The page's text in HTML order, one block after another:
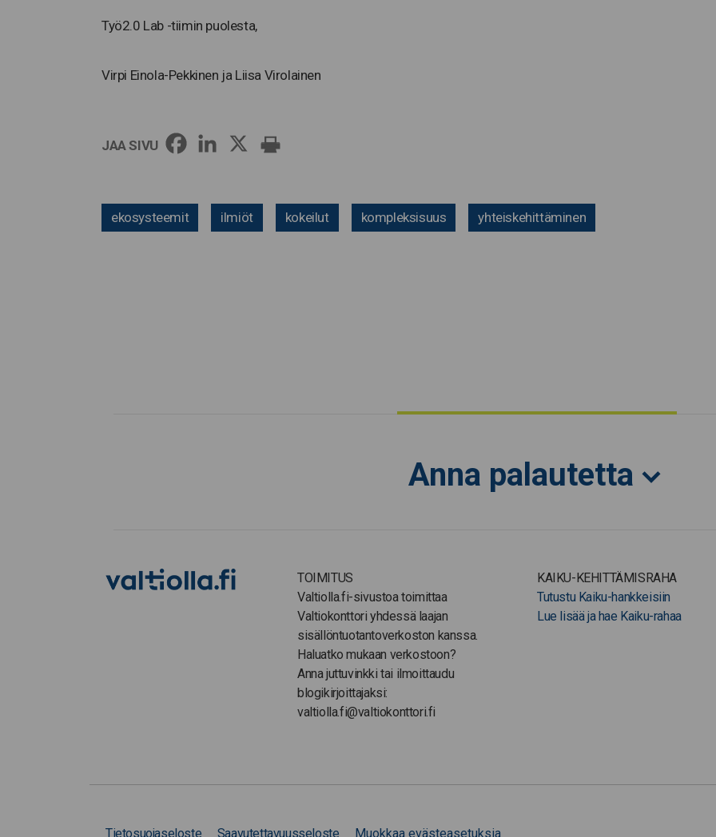
Työ2.0 Lab -tiimin puolesta,
Virpi Einola-Pekkinen ja Liisa Virolainen
JAA SIVU
ekosysteemit ilmiöt kokeilut kompleksisuus yhteiskehittäminen
Anna palautetta
TOIMITUS
Valtiolla.fi-sivustoa toimittaa
Valtiokonttori yhdessä laajan
sisällöntuotantoverkoston kanssa.
Haluatko mukaan verkostoon?
Anna juttuvinkki tai ilmoittaudu
blogikirjoittajaksi:
valtiolla.fi@valtiokonttori.fi
KAIKU-KEHITTÄMISRAHA
Tutustu Kaiku-hankkeisiin
Lue lisää ja hae Kaiku-rahaa
Tietosuojaseloste Saavutettavuusseloste Muokkaa evästeasetuksia